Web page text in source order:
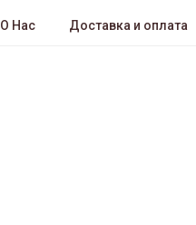
Доставка и оплата
О Нас